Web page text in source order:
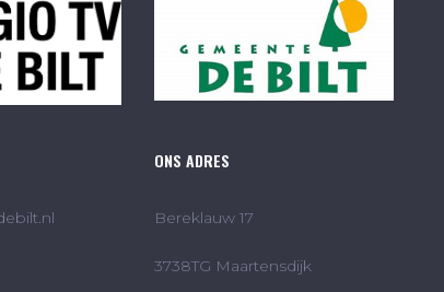
ONS ADRES
Bereklauw 17
3738TG Maartensdijk